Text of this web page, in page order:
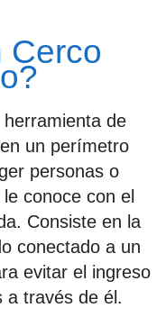
Cerco
de
un perímetro
personas o
conoce con el
Consiste en la
conectado a un
evitar el ingreso
a través de él.